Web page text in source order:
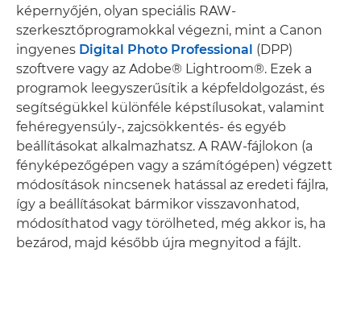
képernyőjén, olyan speciális RAW-
szerkesztőprogramokkal végezni, mint a Canon
ingyenes Digital Photo Professional (DPP)
szoftvere vagy az Adobe® Lightroom®. Ezek a
programok leegyszerűsítik a képfeldolgozást, és
segítségükkel különféle képstílusokat, valamint
fehéregyensúly-, zajcsökkentés- és egyéb
beállításokat alkalmazhatsz. A RAW-fájlokon (a
fényképezőgépen vagy a számítógépen) végzett
módosítások nincsenek hatással az eredeti fájlra,
így a beállításokat bármikor visszavonhatod,
módosíthatod vagy törölheted, még akkor is, ha
bezárod, majd később újra megnyitod a fájlt.